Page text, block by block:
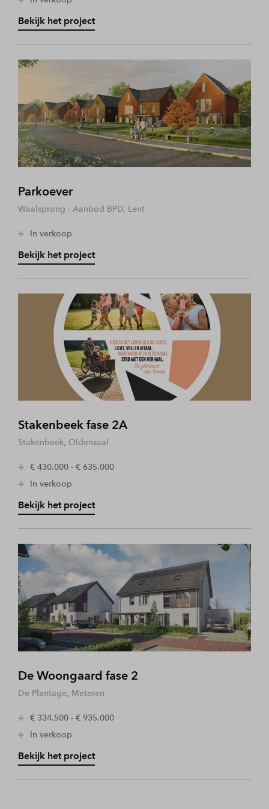
Bekijk het project
Parkoever
Waalsprong - Aanbod BPD, Lent
In verkoop
Bekijk het project
Stakenbeek fase 2A
Stakenbeek, Oldenzaal
€ 430.000 - € 635.000
In verkoop
Bekijk het project
De Woongaard fase 2
De Plantage, Meteren
€ 334.500 - € 935.000
In verkoop
Bekijk het project